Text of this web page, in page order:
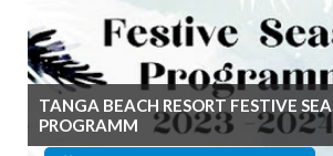
TANGA BEACH RESORT FESTIVE
PROGRAMM